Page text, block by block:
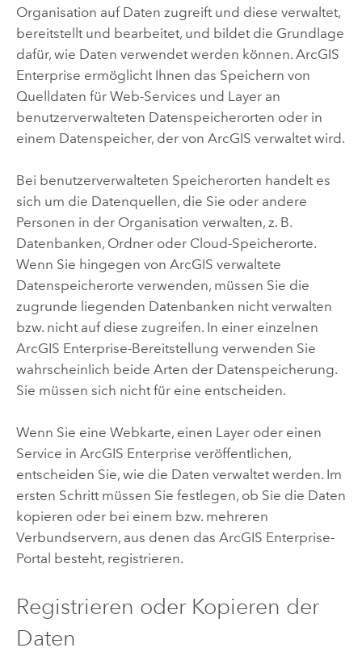
Organisation auf Daten zugreift und diese verwaltet,
bereitstellt und bearbeitet, und bildet die Grundlage
dafür, wie Daten verwendet werden können. ArcGIS
Enterprise ermöglicht Ihnen das Speichern von
Quelldaten für Web-Services und Layer an
benutzerverwalteten Datenspeicherorten oder in
einem Datenspeicher, der von ArcGIS verwaltet wird.
Bei benutzerverwalteten Speicherorten handelt es
sich um die Datenquellen, die Sie oder andere
Personen in der Organisation verwalten, z. B.
Datenbanken, Ordner oder Cloud-Speicherorte.
Wenn Sie hingegen von ArcGIS verwaltete
Datenspeicherorte verwenden, müssen Sie die
zugrunde liegenden Datenbanken nicht verwalten
bzw. nicht auf diese zugreifen.In einer einzelnen
ArcGIS Enterprise-Bereitstellung verwenden Sie
wahrscheinlich beide Arten der Datenspeicherung.
Sie müssen sich nicht für eine entscheiden.
Wenn Sie eine Webkarte, einen Layer oder einen
Service in ArcGIS Enterprise veröffentlichen,
entscheiden Sie, wie die Daten verwaltet werden. Im
ersten Schritt müssen Sie festlegen, ob Sie die Daten
kopieren oder bei einem bzw. mehreren
Verbundservern, aus denen das ArcGIS Enterprise-
Portal besteht, registrieren.
Registrieren oder Kopieren der
Daten